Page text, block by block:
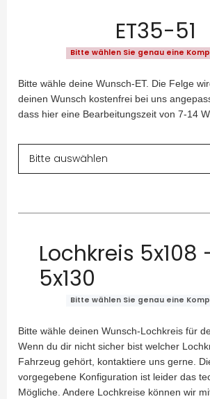
ET35-51
Bitte wählen Sie genau eine
Bitte wähle deine Wunsch-ET. Die Felge
deinen Wunsch kostenfrei bei uns
dass hier eine Bearbeitungszeit von 7-14
Lochkreis 5x108
5x130
Bitte wählen Sie genau eine
Bitte wähle deinen Wunsch-Lochkreis für
Wenn du dir nicht sicher bist welcher
Fahrzeug gehört, kontaktiere uns gerne.
vorgegebene Konfiguration ist leider das
Mögliche. Andere Lochkreise können wir